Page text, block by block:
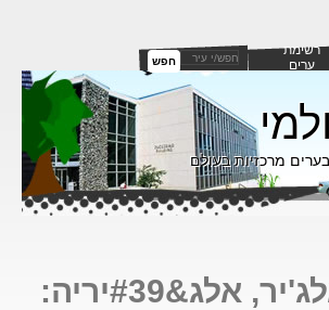
רשימת
ערים
חפש
מרכזיות בעולם
אלג&#39יריה: